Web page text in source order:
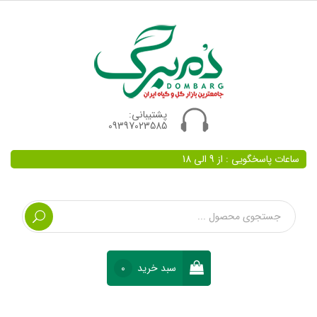
پشتیبانی:
09397023585
ساعات پاسخگویی : از 9 الی 18
سبد خرید 0